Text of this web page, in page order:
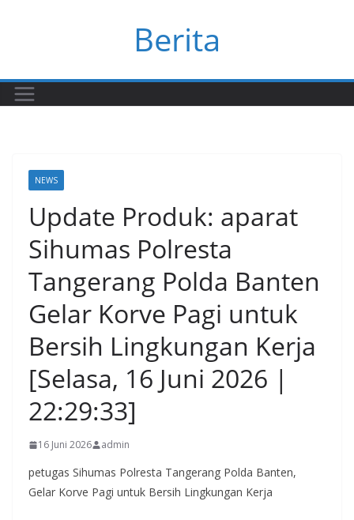
Berita
NEWS
Update Produk: aparat
Sihumas Polresta
Tangerang Polda Banten
Gelar Korve Pagi untuk
Bersih Lingkungan Kerja
[Selasa, 16 Juni 2026 |
22:29:33]
16 Juni 2026 admin
petugas Sihumas Polresta Tangerang Polda Banten,
Gelar Korve Pagi untuk Bersih Lingkungan Kerja